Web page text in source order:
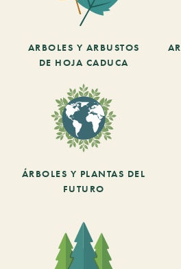
ARBOLES Y ARBUSTOS
DE HOJA CADUCA
ÁRBOLES Y PLANTAS DEL
FUTURO